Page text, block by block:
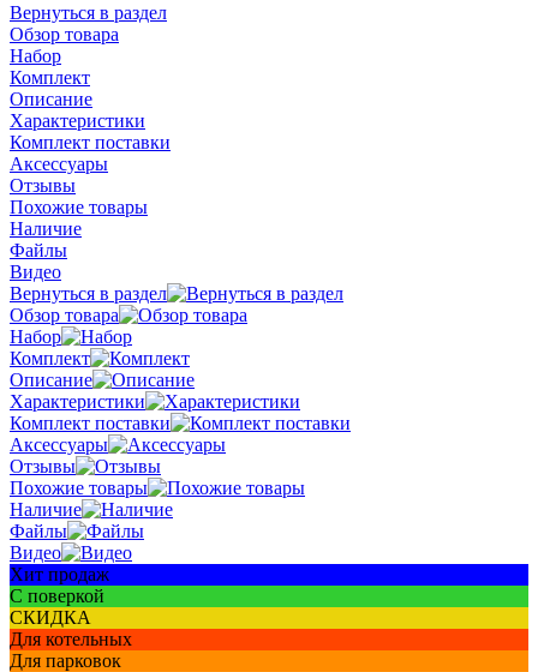
Вернуться в раздел
Обзор товара
Набор
Комплект
Описание
Характеристики
Комплект поставки
Аксессуары
Отзывы
Похожие товары
Наличие
Файлы
Видео
Вернуться в раздел
Обзор товара
Набор
Комплект
Описание
Характеристики
Комплект поставки
Аксессуары
Отзывы
Похожие товары
Наличие
Файлы
Видео
Хит продаж
С поверкой
СКИДКА
Для котельных
Для парковок